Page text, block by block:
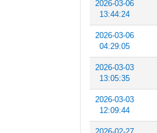
2026-03-06
13:44:24
2026-03-06
04:29:05
2026-03-03
13:05:35
2026-03-03
12:09:44